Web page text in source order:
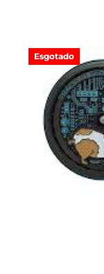
Esgotado